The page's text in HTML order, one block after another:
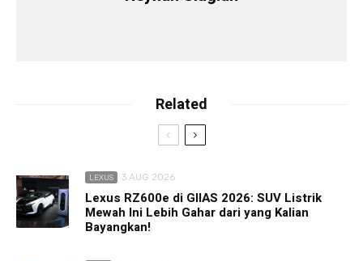
Related
LEXUS 3 AUG 2026
Lexus RZ600e di GIIAS 2026: SUV Listrik
Mewah Ini Lebih Gahar dari yang Kalian
Bayangkan!